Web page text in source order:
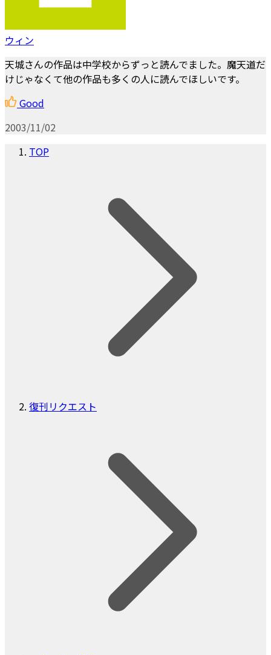
ウィン
天城さんの作品は中学校からずっと読んでました。魔天道だ
けじゃなくて他の作品も多くの人に読んでほしいです。
Good
2003/11/02
TOP
復刊リクエスト